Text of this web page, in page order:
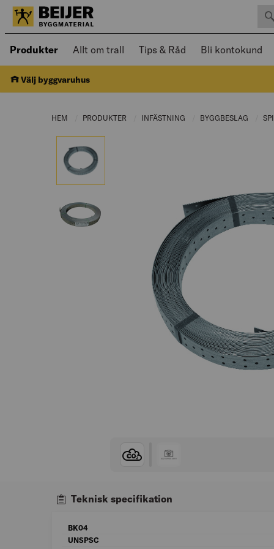
Produkter Öppnad meny kan navigeras med
Allt om trall Tips & Råd Bli kontokund
Välj byggvaruhus
HEM PRODUKTER CURRENT PAGE:
INFÄSTNING CURRENT PAGE:
BYGGBESLAG
Teknisk specifikation
BK04
UNSPSC